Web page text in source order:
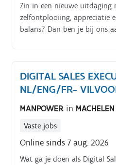
Zin in een nieuwe uitdaging
zelfontplooiing, appreciatie
balans? Dan ben je bij ons
DIGITAL SALES
NL/ENG/FR-
MANPOWER in MACHELEN
Vaste jobs
Online sinds 7 aug. 2026
Wat ga je doen als Digital